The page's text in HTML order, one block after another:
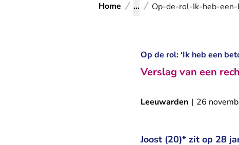
Home ... Op-de-rol-Ik-heb-
Op de rol: ‘Ik heb een
Verslag van een
Leeuwarden | 26
Joost (20)* zit op 28